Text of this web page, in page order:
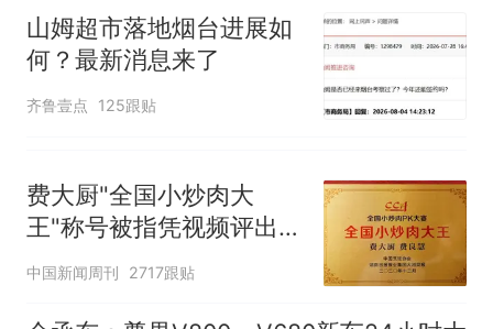
山姆超市落地烟台进展如
何？最新消息来了
齐鲁壹点 125跟贴
费大厨"全国小炒肉大
王"称号被指凭视频评出
官方回应
中国新闻周刊 2717跟贴